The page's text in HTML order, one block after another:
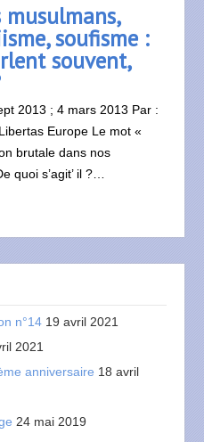
musulmans,
soufisme :
souvent,
2013 ; 4 mars 2013 Par :
Europe Le mot «
brutale dans nos
quoi s’agit’ il ?…
n°14 19 avril 2021
2021
anniversaire 18 avril
24 mai 2019